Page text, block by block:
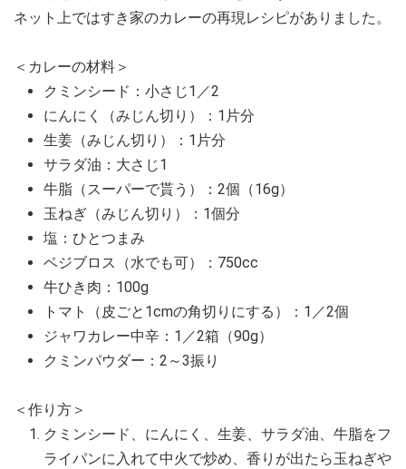
ネット上ではすき家のカレーの再現レシピがありました。
＜カレーの材料＞
クミンシード：小さじ1／2
にんにく（みじん切り）：1片分
生姜（みじん切り）：1片分
サラダ油：大さじ1
牛脂（スーパーで貰う）：2個（16g）
玉ねぎ（みじん切り）：1個分
塩：ひとつまみ
ベジブロス（水でも可）：750cc
牛ひき肉：100g
トマト（皮ごと1cmの角切りにする）：1／2個
ジャワカレー中辛：1／2箱（90g）
クミンパウダー：2～3振り
＜作り方＞
クミンシード、にんにく、生姜、サラダ油、牛脂をフ
ライパンに入れて中火で炒め、香りが出たら玉ねぎや